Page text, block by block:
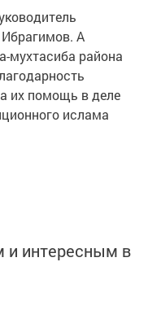
А
мухтасиба района
их помощь в деле
ислама
интересным в